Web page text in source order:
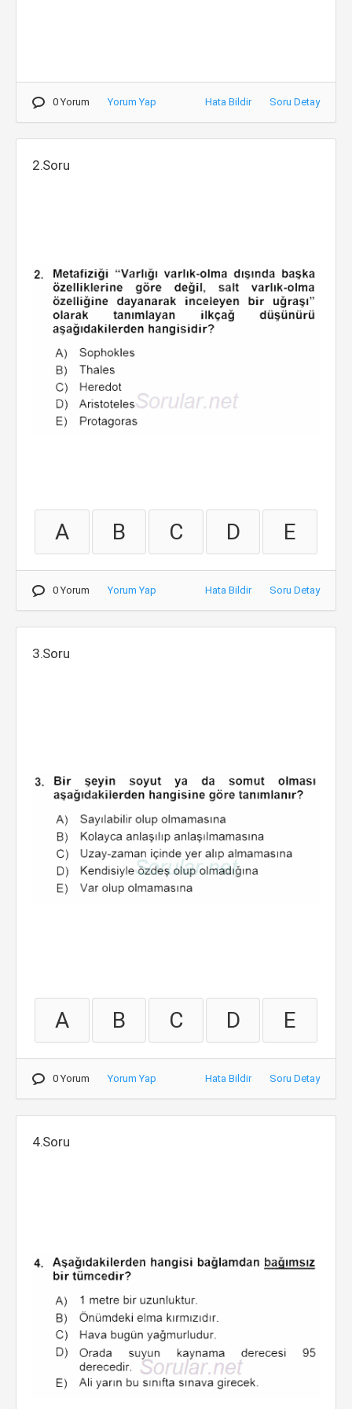
0 Yorum Yorum Yap Hata Bildir Soru Detay
2.Soru
A B C D E
0 Yorum Yorum Yap Hata Bildir Soru Detay
3.Soru
A B C D E
0 Yorum Yorum Yap Hata Bildir Soru Detay
4.Soru